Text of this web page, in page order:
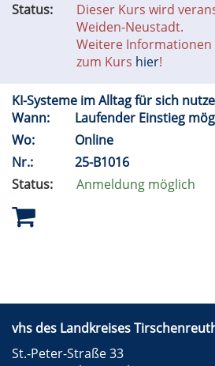
Status:
Dieser Kurs wird
Weiden-Neustadt.
Weitere
zum Kurs hier!
KI-Systeme im Alltag für sich
Wann:
Laufender Einstieg
Wo:
Online
Nr.:
25-B1016
Status:
Anmeldung möglich
vhs des Landkreises
St.-Peter-Straße 33